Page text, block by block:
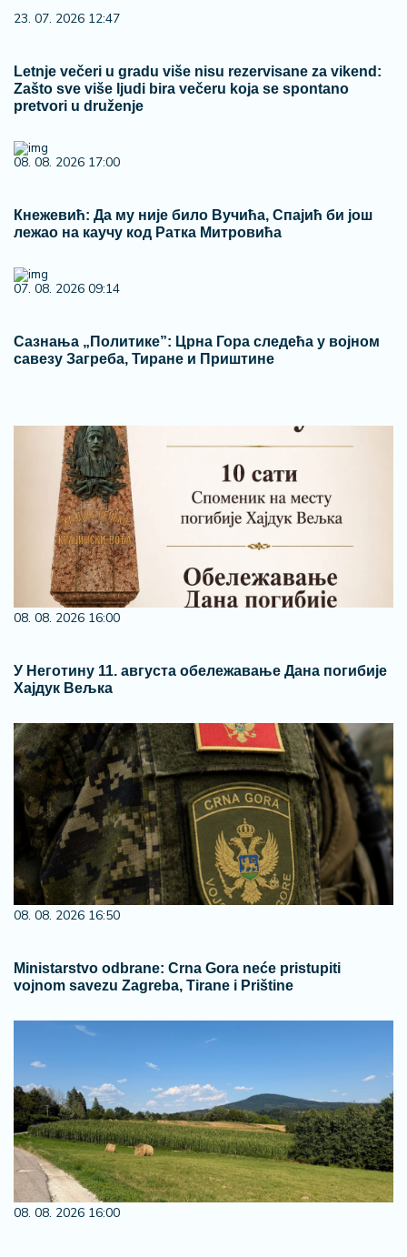
23. 07. 2026 12:47
Letnje večeri u gradu više nisu rezervisane za vikend:
Zašto sve više ljudi bira večeru koja se spontano
pretvori u druženje
08. 08. 2026 17:00
Кнежевић: Да му није било Вучића, Спајић би још
лежао на каучу код Ратка Митровића
07. 08. 2026 09:14
Сазнања „Политике”: Црна Гора следећа у војном
савезу Загреба, Тиране и Приштине
08. 08. 2026 16:00
У Неготину 11. августа обележавање Дана погибије
Хајдук Вељка
08. 08. 2026 16:50
Ministarstvo odbrane: Crna Gora neće pristupiti
vojnom savezu Zagreba, Tirane i Prištine
08. 08. 2026 16:00